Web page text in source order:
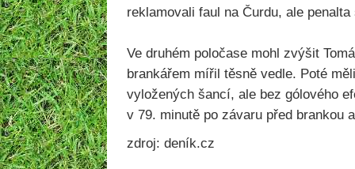
reklamovali faul na Čurdu, ale
Ve druhém poločase mohl zvýšit
brankářem mířil těsně vedle. Poté
vyložených šancí, ale bez gólového
v 79. minutě po závaru před brankou
zdroj: deník.cz